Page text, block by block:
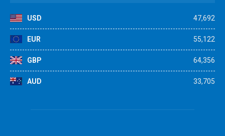
USD 47,692
EUR 55,122
GBP 64,356
AUD 33,705